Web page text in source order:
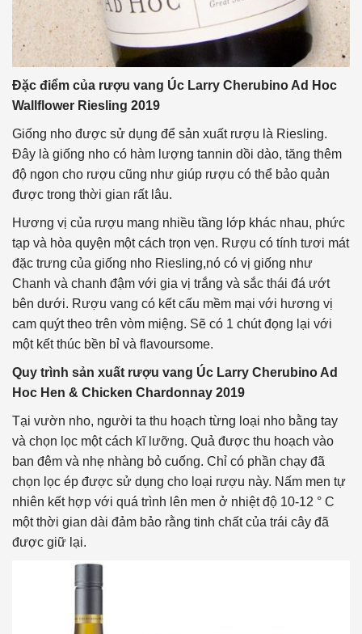
Đặc điểm của rượu vang Úc Larry Cherubino Ad Hoc
Wallflower Riesling 2019
Giống nho được sử dụng để sản xuất rượu là Riesling.
Đây là giống nho có hàm lượng tannin dồi dào, tăng thêm
độ ngon cho rượu cũng như giúp rượu có thể bảo quản
được trong thời gian rất lâu.
Hương vị của rượu mang nhiều tầng lớp khác nhau, phức
tạp và hòa quyện một cách trọn vẹn. Rượu có tính tươi mát
đặc trưng của giống nho Riesling,nó có vị giống như
Chanh và chanh đậm với gia vị trắng và sắc thái đá ướt
bên dưới. Rượu vang có kết cấu mềm mại với hương vị
cam quýt theo trên vòm miệng. Sẽ có 1 chút đọng lại với
một kết thúc bền bỉ và flavoursome.
Quy trình sản xuất rượu vang Úc Larry Cherubino Ad
Hoc Hen & Chicken Chardonnay 2019
Tại vườn nho, người ta thu hoạch từng loại nho bằng tay
và chọn lọc một cách kĩ lưỡng. Quả được thu hoạch vào
ban đêm và nhẹ nhàng bỏ cuống. Chỉ có phần chạy đã
chọn lọc ép được sử dụng cho loại rượu này. Nấm men tự
nhiên kết hợp với quá trình lên men ở nhiệt độ 10-12 ° C
một thời gian dài đảm bảo rằng tinh chất của trái cây đã
được giữ lại.